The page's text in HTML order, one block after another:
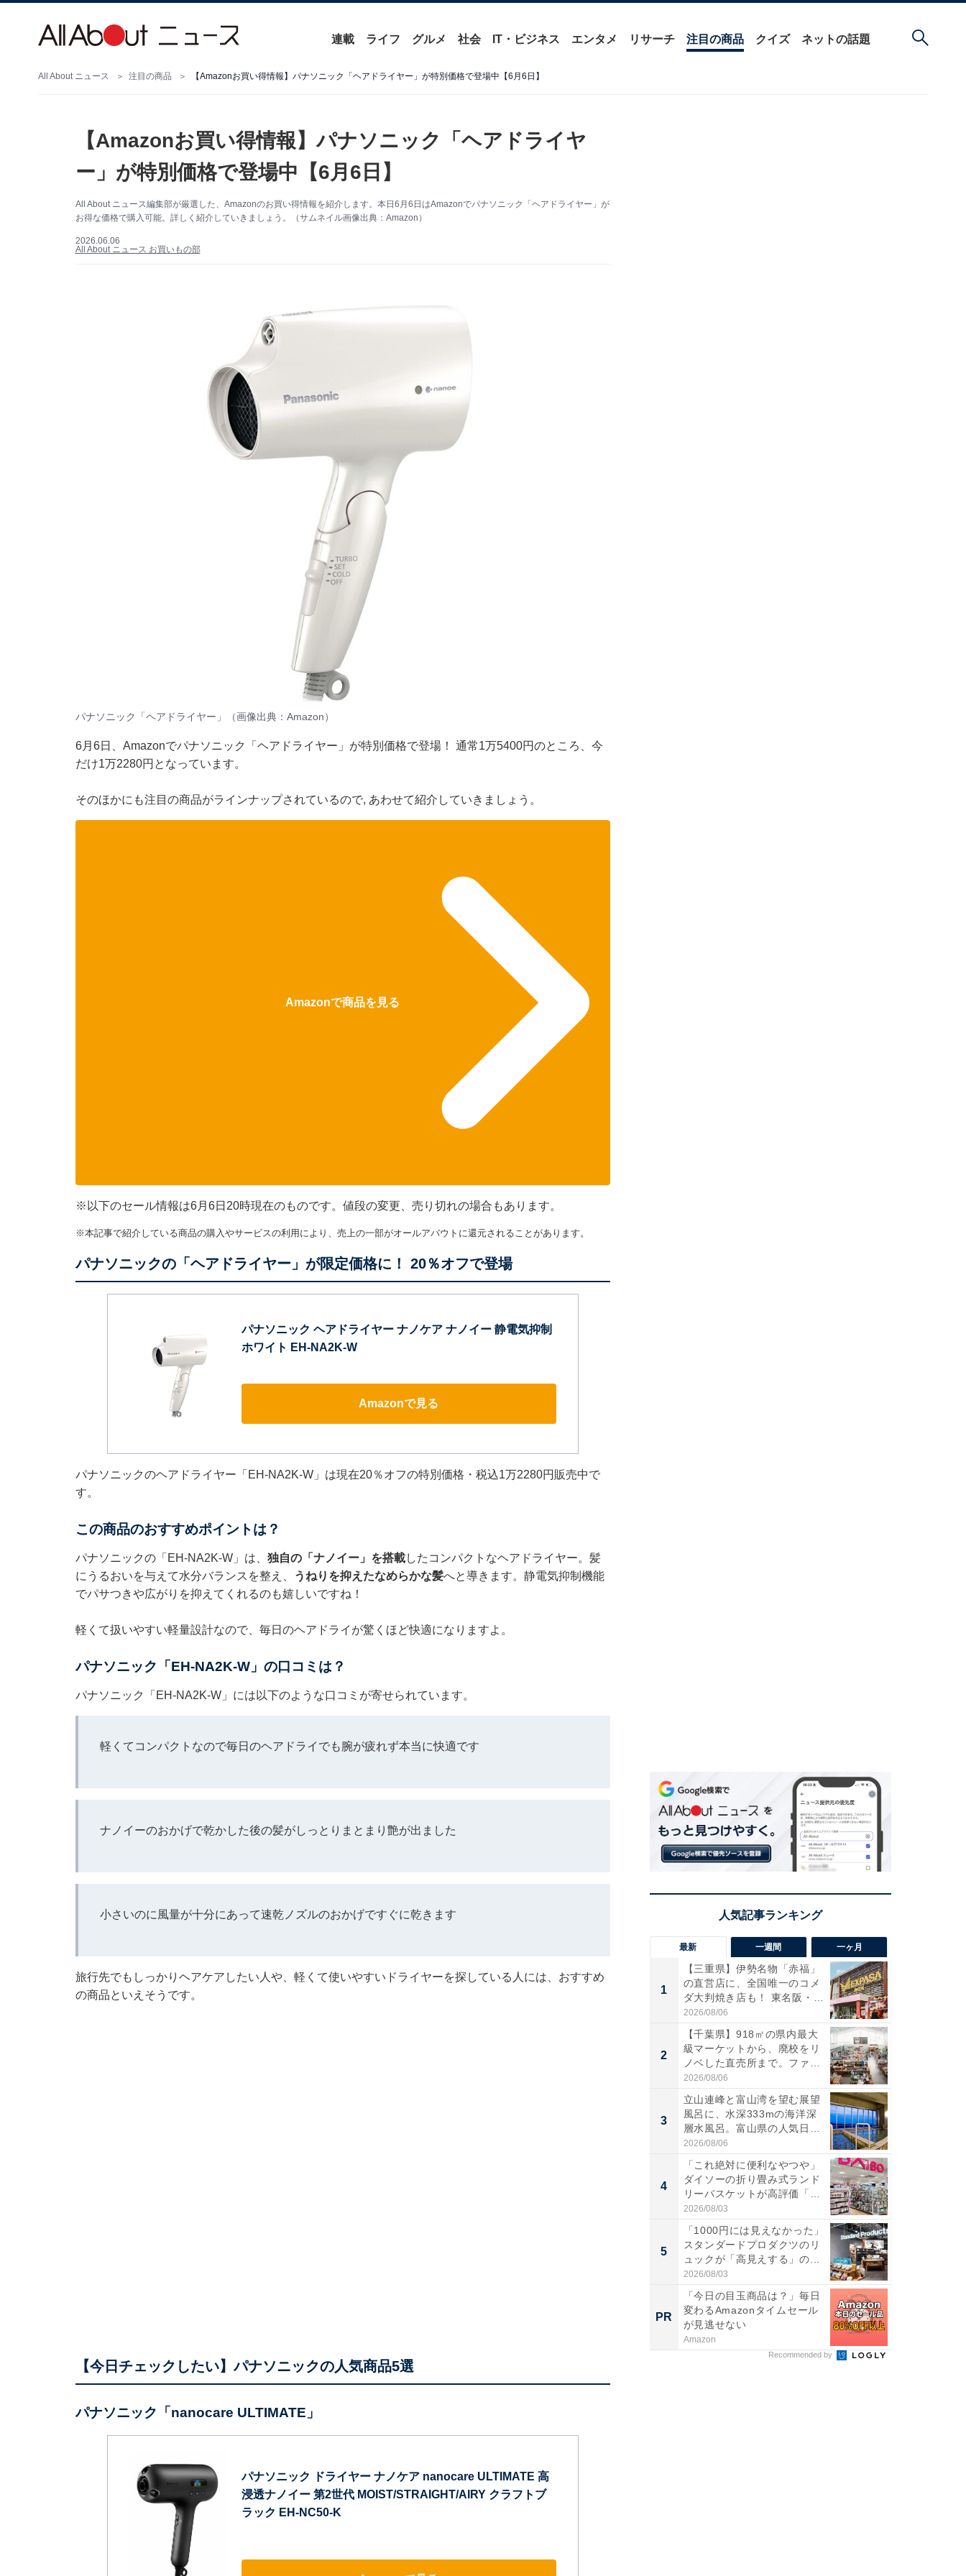
連載 ライフ グルメ 社会 IT・ビジネス エンタメ リサーチ 注目の商品 クイズ ネットの話題
All About ニュース 注目の商品 【Amazonお買い得情報】パナソニック「ヘアドライヤー」が特別価格で登場中【6月6日】
【Amazonお買い得情報】パナソニック「ヘアドライヤ
ー」が特別価格で登場中【6月6日】
All About ニュース編集部が厳選した、Amazonのお買い得情報を紹介します。本日6月6日はAmazonでパナソニック「ヘアドライヤー」が
お得な価格で購入可能。詳しく紹介していきましょう。（サムネイル画像出典：Amazon）
2026.06.06
All About ニュース お買いもの部
パナソニック「ヘアドライヤー」（画像出典：Amazon）
6月6日、 Amazonでパナソニック「ヘアドライヤー」が特別価格で登場！ 通常1万5400円のところ、今
だけ1万2280円となっています。
そのほかにも注目の商品がラインナップされているので, あわせて紹介していきましょう。
Amazonで商品を見る
※以下のセール情報は6月6日20時現在のものです。値段の変更、売り切れの場合もあります。
※本記事で紹介している商品の購入やサービスの利用により、売上の一部がオールアバウトに還元されることがあります。
パナソニックの「ヘアドライヤー」が限定価格に！ 20％オフで登場
パナソニック ヘアドライヤー ナノケア ナノイー 静電気抑制
ホワイト EH-NA2K-W
Amazonで見る
パナソニックのヘアドライヤー「EH-NA2K-W」は現在20％オフの特別価格・税込1万2280円販売中で
す。
この商品のおすすめポイントは？
パナソニックの「EH-NA2K-W」は、 独自の「ナノイー」を搭載したコンパクトなヘアドライヤー。髪
にうるおいを与えて水分バランスを整え、
うねりを抑えたなめらかな髪へと導きます。静電気抑制機能
でパサつきや広がりを抑えてくれるのも嬉しいですね！
軽くて扱いやすい軽量設計なので、毎日のヘアドライが驚くほど快適になりますよ。
パナソニック「EH-NA2K-W」の口コミは？
パナソニック「EH-NA2K-W」には以下のような口コミが寄せられています。
軽くてコンパクトなので毎日のヘアドライでも腕が疲れず本当に快適です
ナノイーのおかげで乾かした後の髪がしっとりまとまり艶が出ました
小さいのに風量が十分にあって速乾ノズルのおかげですぐに乾きます
旅行先でもしっかりヘアケアしたい人や、軽くて使いやすいドライヤーを探している人には、おすすめ
の商品といえそうです。
【今日チェックしたい】パナソニックの人気商品5選
パナソニック「nanocare ULTIMATE」
パナソニック ドライヤー ナノケア nanocare ULTIMATE 高
浸透ナノイー 第2世代 MOIST/STRAIGHT/AIRY クラフトブ
ラック EH-NC50-K
最新 一週間 一ヶ月
1
【三重県】伊勢名物「赤福」
の直営店に、全国唯一のコメ
ダ大判焼き店も！ 東名阪・
伊...
2026/08/06
2
【千葉県】918㎡の県内最大
級マーケットから、廃校をリ
ノベした直売所まで。ファ
ー...
2026/08/06
3
立山連峰と富山湾を望む展望
風呂に、水深333mの海洋深
層水風呂。富山県の人気日
帰...
2026/08/06
4
「これ絶対に便利なやつや」
ダイソーの折り畳み式ランド
リーバスケットが高評価「使
わ...
2026/08/03
5
「1000円には見えなかった」
スタンダードプロダクツのリ
ュックが「高見えする」の...
2026/08/03
PR
「今日の目玉商品は？」毎日
変わるAmazonタイムセール
が見逃せない
Amazon
Recommended by